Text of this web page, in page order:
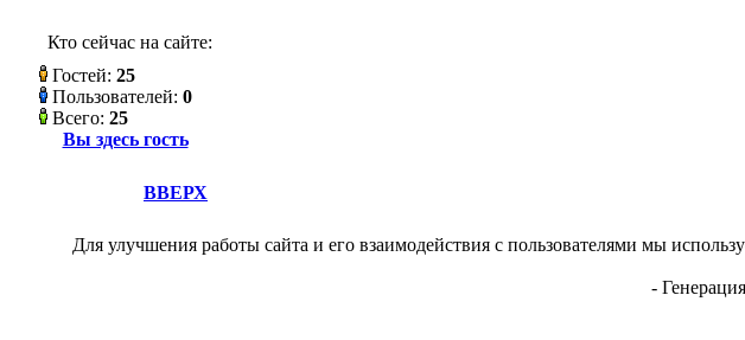
Кто сейчас на сайте:
Гостей: 25
Пользователей: 0
Всего: 25
Вы здесь гость
ВВЕРХ
Для улучшения работы сайта и его взаимодействия с пользователями мы
-